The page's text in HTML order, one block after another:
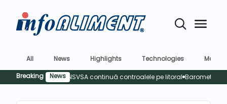
All News Highlights Technologies
Market
Breaking
News